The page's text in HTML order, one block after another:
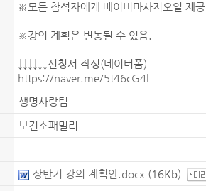
※모든 참석자에게 베이비마사지오일 제공
※강의 계획은 변동될 수 있음.
↓↓↓↓↓↓신청서 작성(네이버폼)
https://naver.me/5t46cG4l
생명사랑팀
보건소패밀리
상반기 강의 계획안.docx (16Kb)